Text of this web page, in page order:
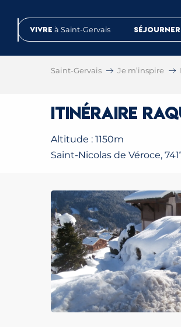
contenuVivre à Saint-Gervais Séjourner
Saint-Gervais Je m’inspire
Itinéraire
Altitude : 1150m
Saint-Nicolas de Véroce,